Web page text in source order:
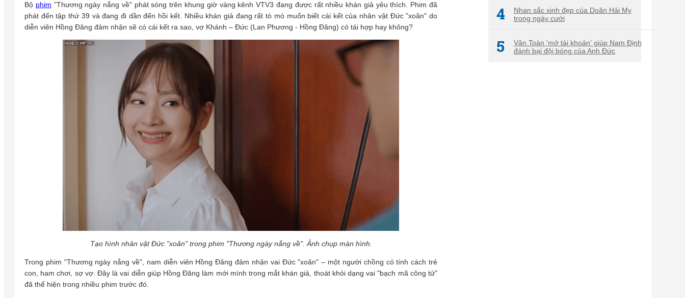
Bộ phim "Thương ngày nắng về" phát sóng trên khung giờ vàng kênh VTV3 đang được rất nhiều khán giả yêu thích. Phim đã
phát đến tập thứ 39 và đang đi dần đến hồi kết. Nhiều khán giả đang rất tò mò muốn biết cái kết của nhân vật Đức "xoăn" do
diễn viên Hồng Đăng đảm nhận sẽ có cái kết ra sao, vợ Khánh – Đức (Lan Phương - Hồng Đăng) có tái hợp hay không?
Tạo hình nhân vật Đức "xoăn" trong phim "Thương ngày nắng về". Ảnh chụp màn hình.
Trong phim "Thương ngày nắng về", nam diễn viên Hồng Đăng đảm nhận vai Đức "xoăn" – một người chồng có tính cách trẻ
con, ham chơi, sợ vợ. Đây là vai diễn giúp Hồng Đăng làm mới mình trong mắt khán giả, thoát khỏi dạng vai "bạch mã công tử"
đã thể hiện trong nhiều phim trước đó.
4
Nhan sắc xinh đẹp của Doãn Hải My
trong ngày cưới
5
Văn Toàn 'mở tài khoản' giúp Nam Định
đánh bại đội bóng của Anh Đức